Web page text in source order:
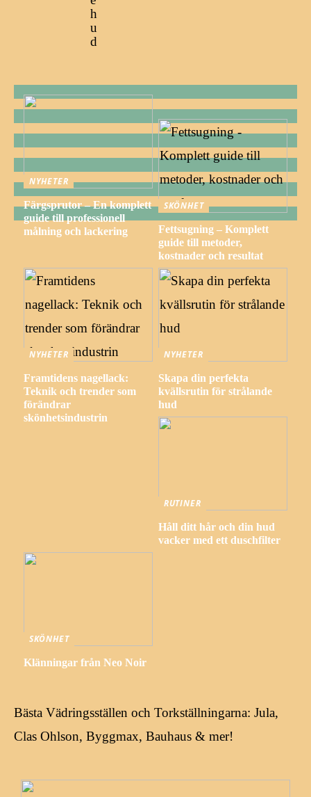
h
u
d
NYHETER
Färgsprutor – En komplett
guide till professionell
målning och lackering
SKÖNHET
Fettsugning – Komplett
guide till metoder,
kostnader och resultat
NYHETER
Framtidens nagellack:
Teknik och trender som
förändrar
skönhetsindustrin
NYHETER
Skapa din perfekta
kvällsrutin för strålande
hud
RUTINER
Håll ditt hår och din hud
vacker med ett duschfilter
SKÖNHET
Klänningar från Neo Noir
Bästa Vädringsställen och Torkställningarna: Jula,
Clas Ohlson, Byggmax, Bauhaus & mer!